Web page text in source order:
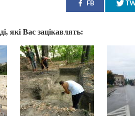
FB
які Вас зацікавлять: